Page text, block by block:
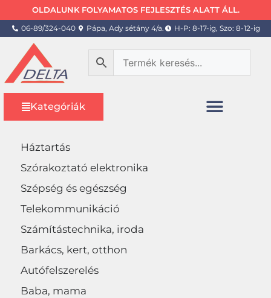
OLDALUNK FOLYAMATOS FEJLESZTÉS ALATT ÁLL.
06-89/324-040 Pápa, Ady sétány 4/a. H-P: 8-17-ig, Szo: 8-12-ig
Kategóriák
Háztartás
Szórakoztató elektronika
Szépség és egészség
Telekommunikáció
Számítástechnika, iroda
Barkács, kert, otthon
Autófelszerelés
Baba, mama